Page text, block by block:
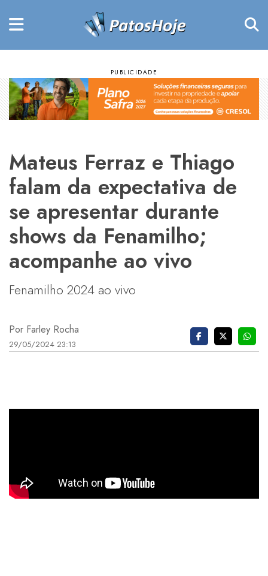
Mateus Ferraz e Thiago
falam da expectativa de
se apresentar durante
shows da Fenamilho;
acompanhe ao vivo
Fenamilho 2024 ao vivo
Por Farley Rocha
29/05/2024 23:13